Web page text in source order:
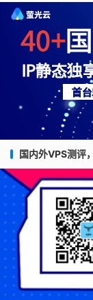
国内外VPS测评